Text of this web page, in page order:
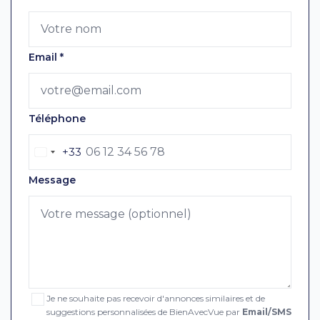
Email *
Téléphone
+33
Message
Je ne souhaite pas recevoir d'annonces similaires et de
suggestions personnalisées de BienAvecVue par Email/SMS